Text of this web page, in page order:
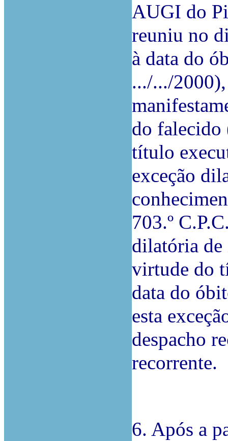
AUGI do
reuniu no
à data do
.../.../
do falecido
título
exceção
703.º
dilatória de
virtude do
data do
esta
despacho
recorrente.
6. Após a